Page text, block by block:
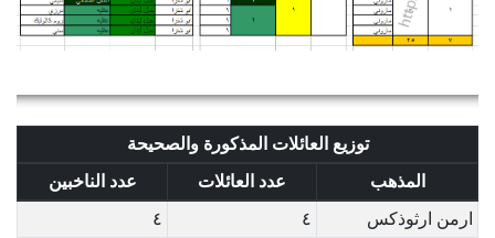
توزيع العائلات المذكورة والصحيحة
المذهب
عدد العائلات
عدد الناخبين
ارمن ارثوذكس
٤
٤